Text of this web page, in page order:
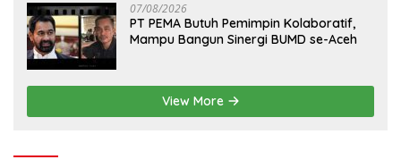
07/08/2026
PT PEMA Butuh Pemimpin Kolaboratif,
Mampu Bangun Sinergi BUMD se-Aceh
View More